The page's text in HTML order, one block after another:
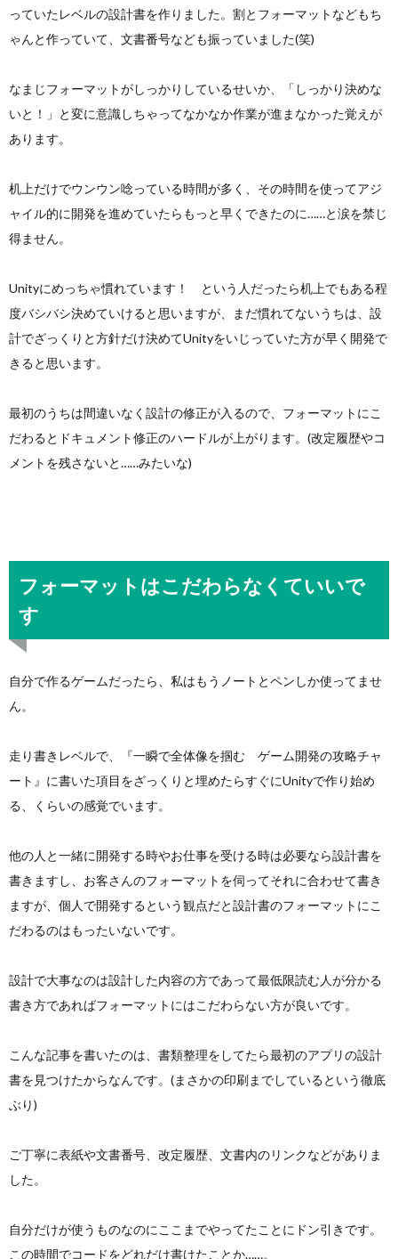
っていたレベルの設計書を作りました。割とフォーマットなどもち
ゃんと作っていて、文書番号なども振っていました(笑)
なまじフォーマットがしっかりしているせいか、「しっかり決めな
いと！」と変に意識しちゃってなかなか作業が進まなかった覚えが
あります。
机上だけでウンウン唸っている時間が多く、その時間を使ってアジ
ャイル的に開発を進めていたらもっと早くできたのに……と涙を禁じ
得ません。
Unityにめっちゃ慣れています！ という人だったら机上でもある程
度バシバシ決めていけると思いますが、まだ慣れてないうちは、設
計でざっくりと方針だけ決めてUnityをいじっていた方が早く開発で
きると思います。
最初のうちは間違いなく設計の修正が入るので、フォーマットにこ
だわるとドキュメント修正のハードルが上がります。(改定履歴やコ
メントを残さないと……みたいな)
フォーマットはこだわらなくていいで
す
自分で作るゲームだったら、私はもうノートとペンしか使ってませ
ん。
走り書きレベルで、『一瞬で全体像を掴む ゲーム開発の攻略チャ
ート』に書いた項目をざっくりと埋めたらすぐにUnityで作り始め
る、くらいの感覚でいます。
他の人と一緒に開発する時やお仕事を受ける時は必要なら設計書を
書きますし、お客さんのフォーマットを伺ってそれに合わせて書き
ますが、個人で開発するという観点だと設計書のフォーマットにこ
だわるのはもったいないです。
設計で大事なのは設計した内容の方であって最低限読む人が分かる
書き方であればフォーマットにはこだわらない方が良いです。
こんな記事を書いたのは、書類整理をしてたら最初のアプリの設計
書を見つけたからなんです。(まさかの印刷までしているという徹底
ぶり)
ご丁寧に表紙や文書番号、改定履歴、文書内のリンクなどがありま
した。
自分だけが使うものなのにここまでやってたことにドン引きです。
この時間でコードをどれだけ書けたことか……。